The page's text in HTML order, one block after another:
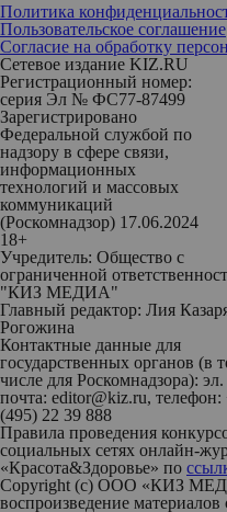
Политика
Пользовательское соглашение
Согласие на обработку
Сетевое издание KIZ.RU
Регистрационный номер:
серия Эл № ФС77-87499
Зарегистрировано
Федеральной службой по
надзору в сфере связи,
информационных
технологий и массовых
коммуникаций
(Роскомнадзор) 17.06.2024
18+
Учредитель: Общество с
ограниченной
"КИЗ МЕДИА"
Главный редактор: Лия
Рогожина
Контактные данные для
государственных органов (в
числе для Роскомнадзора): эл.
почта: editor@kiz.ru, телефон:
(495) 22 39 888
Правила проведения
социальных сетях онлайн-
«Красота&Здоровье» по
Copyright (с) ООО «КИЗ
воспроизведение